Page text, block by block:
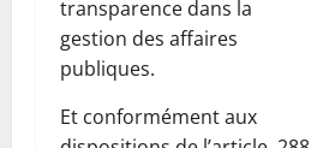
transparence dans la
gestion des affaires
publiques.
Et conformément aux